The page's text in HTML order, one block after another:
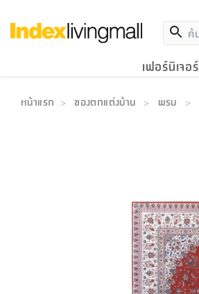
เฟอร์นิเจอร์
หน้าแรก > ของตกแต่งบ้าน > พรม >